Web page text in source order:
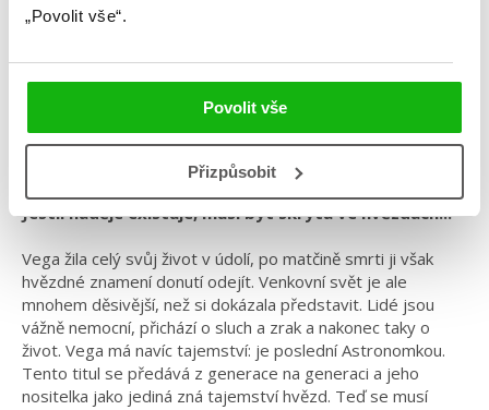
„Povolit vše“.
Povolit vše
Přizpůsobit
Žánr: Dystopie
Souhvězdí osudu
Jestli naděje existuje, musí být skryta ve hvězdách...
Vega žila celý svůj život v údolí, po matčině smrti ji však
hvězdné znamení donutí odejít. Venkovní svět je ale
mnohem děsivější, než si dokázala představit. Lidé jsou
vážně nemocní, přichází o sluch a zrak a nakonec taky o
život. Vega má navíc tajemství: je poslední Astronomkou.
Tento titul se předává z generace na generaci a jeho
nositelka jako jediná zná tajemství hvězd. Teď se musí